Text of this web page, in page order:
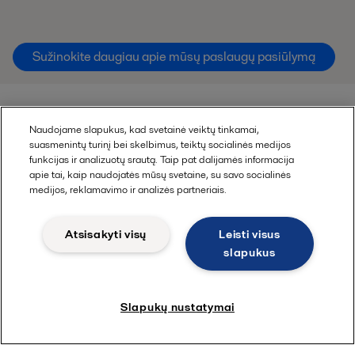
Sužinokite daugiau apie mūsų paslaugų pasiūlymą
Kaip veikia šilumokaičiai ir kur jie
naudojami
Alfa Laval šilumokaičiai naudojami beveik visose gamybos
efektyvumą? Ir kokie šilumokaičiai kokiose srityse tinka? Čia
Naudojame slapukus, kad svetainė veiktų tinkamai,
suasmenintų turinį bei skelbimus, teiktų socialinės medijos
funkcijas ir analizuotų srautą. Taip pat dalijamės informacija
apie tai, kaip naudojatės mūsų svetaine, su savo socialinės
medijos, reklamavimo ir analizės partneriais.
Leisti visus
slapukus
Atsisakyti visų
Slapukų nustatymai